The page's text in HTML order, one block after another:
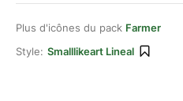
Plus d'icônes du pack Farmer
Style: Smalllikeart Lineal